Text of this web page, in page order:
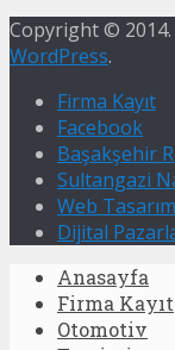
Copyright ©
WordPress.
Firma Kayıt
Facebook
Başakşehir
Sultangazi
Web Tasarım
Dijital
Anasayfa
Firma Kayıt
Otomotiv